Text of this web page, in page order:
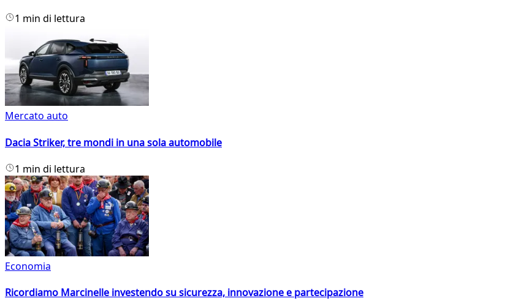
1 min di lettura
Mercato auto
Dacia Striker, tre mondi in una sola automobile
1 min di lettura
Economia
Ricordiamo Marcinelle investendo su sicurezza, innovazione e partecipazione